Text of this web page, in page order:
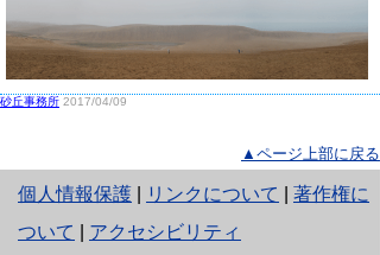
砂丘事務所 2017/04/09
▲ページ上部に戻る
個人情報保護
と
り
リンクについて
著作権に
ついて
アクセシビリティ